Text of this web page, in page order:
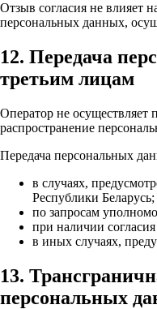
Отзыв согласия не влияет
персональных данных,
12. Передача
третьим лицам
Оператор не осуществляет
распространение
Передача персональных
в случаях,
Республики Беларусь;
по запросам
при наличии
в иных случаях,
13.
персональных